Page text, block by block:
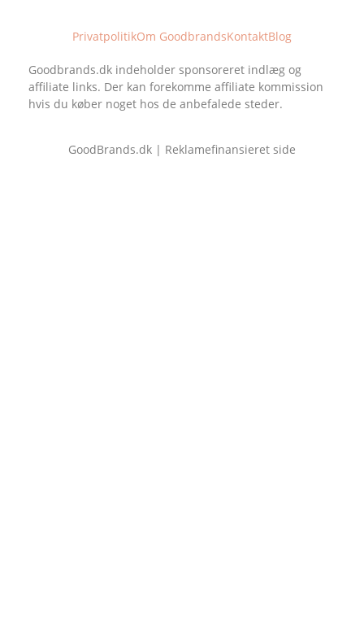
PrivatpolitikOm GoodbrandsKontaktBlog
Goodbrands.dk indeholder sponsoreret indlæg og
affiliate links. Der kan forekomme affiliate kommission
hvis du køber noget hos de anbefalede steder.
GoodBrands.dk | Reklamefinansieret side